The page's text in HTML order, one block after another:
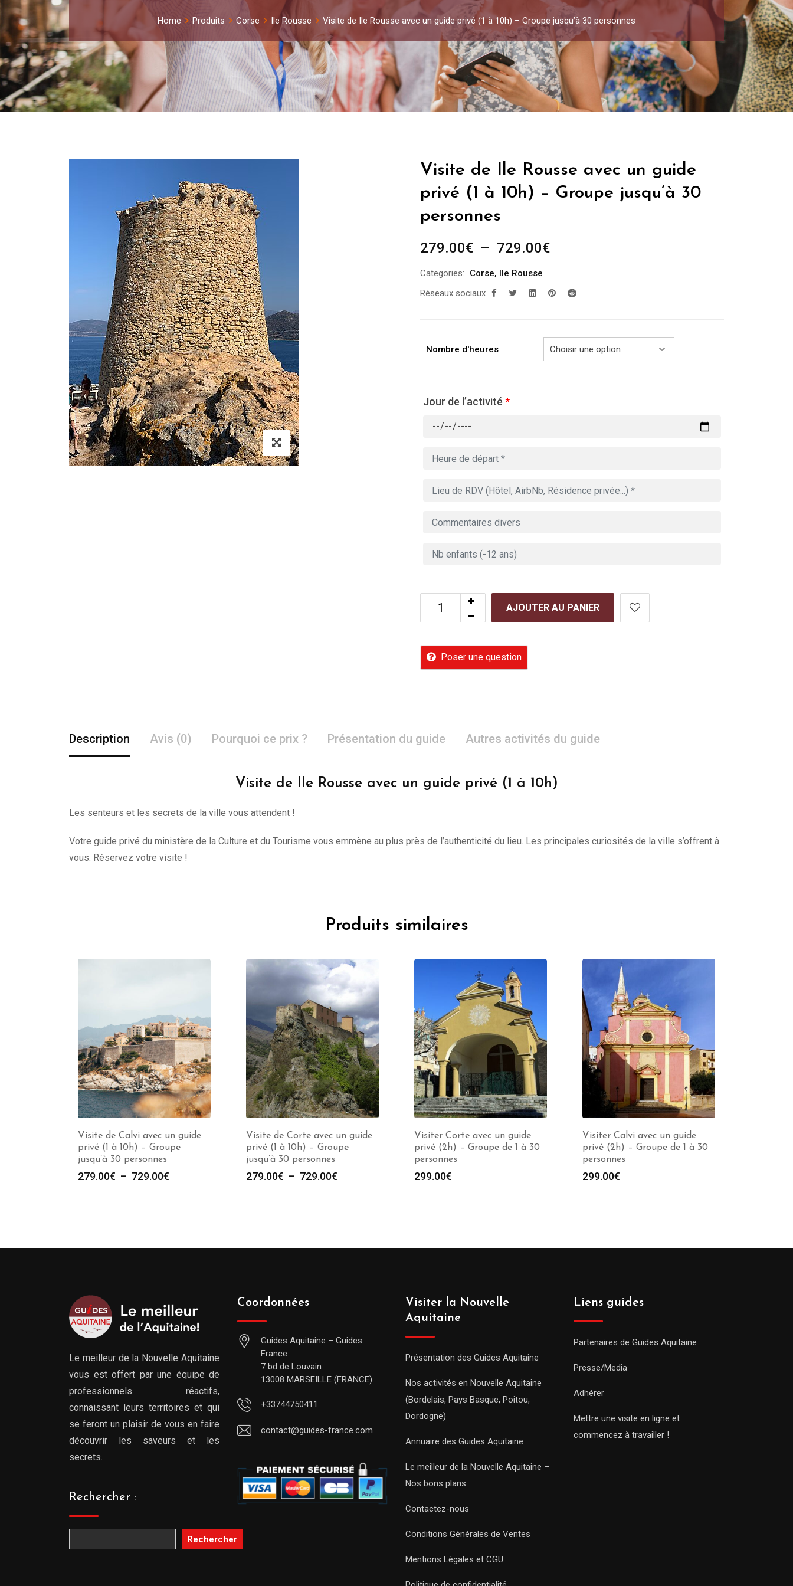
Home Produits Corse Ile Rousse Visite de Ile Rousse avec un guide privé (1 à 10h) – Groupe jusqu’à 30 personnes
Visite de Ile Rousse avec un guide
privé (1 à 10h) – Groupe jusqu’à 30
personnes
279.00€ – 729.00€Plage
279.00€
Categories: Corse, Ile Rousse
Réseaux sociaux
Nombre d'heures
Jour de l’activité *
AJOUTER AU PANIER
Poser une question
Description Avis (0) Pourquoi ce prix ? Présentation du guide Autres activités du guide
Visite de Ile Rousse avec un guide privé (1 à 10h)
Les senteurs et les secrets de la ville vous attendent !
Votre guide privé du ministère de la Culture et du Tourisme vous emmène au plus près de l’authenticité du lieu. Les principales curiosités de la ville s’offrent à
vous. Réservez votre visite !
Produits similaires
Visite de Calvi avec un guide
privé (1 à 10h) – Groupe
jusqu’à 30 personnes
279.00€ – 729.00€
Visite de Corte avec un guide
privé (1 à 10h) – Groupe
jusqu’à 30 personnes
279.00€ – 729.00€
Visiter Corte avec un guide
privé (2h) – Groupe de 1 à 30
personnes
299.00€
Visiter Calvi avec un guide
privé (2h) – Groupe de 1 à 30
personnes
299.00€
Le meilleur de la Nouvelle Aquitaine
vous est offert par une équipe de
professionnels réactifs,
connaissant leurs territoires et qui
se feront un plaisir de vous en faire
découvrir les saveurs et les
secrets.
Rechercher :
Rechercher
Coordonnées
Guides Aquitaine – Guides
France
7 bd de Louvain
13008 MARSEILLE (FRANCE)
+33744750411
contact@guides-france.com
Visiter la Nouvelle
Aquitaine
Présentation des Guides Aquitaine
Nos activités en Nouvelle Aquitaine
(Bordelais, Pays Basque, Poitou,
Dordogne)
Annuaire des Guides Aquitaine
Le meilleur de la Nouvelle Aquitaine –
Nos bons plans
Contactez-nous
Conditions Générales de Ventes
Mentions Légales et CGU
Liens guides
Partenaires de Guides Aquitaine
Presse/Media
Adhérer
Mettre une visite en ligne et
commencez à travailler !